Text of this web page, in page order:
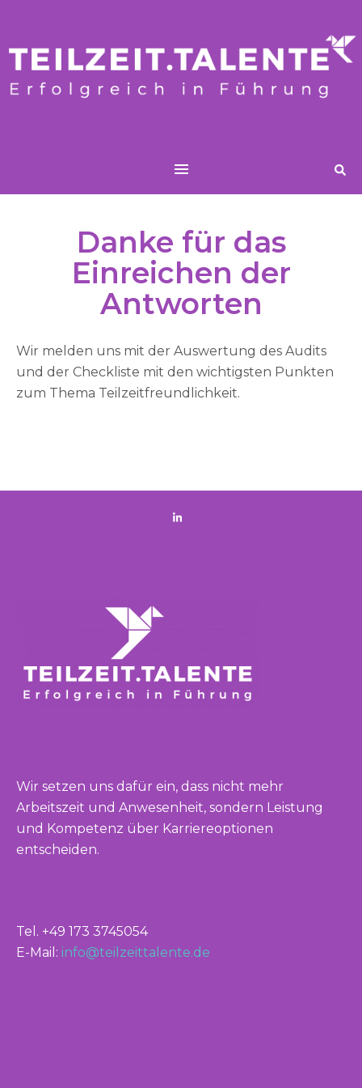
Danke für das
Einreichen der
Antworten
Wir melden uns mit der Auswertung des Audits
und der Checkliste mit den wichtigsten Punkten
zum Thema Teilzeitfreundlichkeit.
Wir setzen uns dafür ein, dass nicht mehr
Arbeitszeit und Anwesenheit, sondern Leistung
und Kompetenz über Karriereoptionen
entscheiden.
Tel. +49 173 3745054
E-Mail: info@teilzeittalente.de